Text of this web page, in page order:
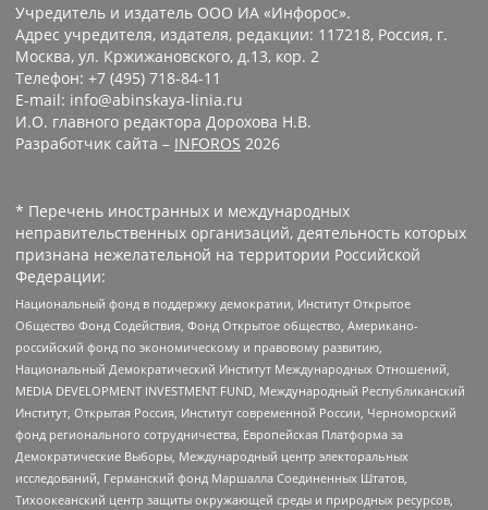
Учредитель и издатель ООО ИА «Инфорос».
Адрес учредителя, издателя, редакции: 117218, Россия, г.
Москва, ул. Кржижановского, д.13, кор. 2
Телефон: +7 (495) 718-84-11
E-mail: info@abinskaya-linia.ru
И.О. главного редактора Дорохова Н.В.
Разработчик сайта – INFOROS 2026
* Перечень иностранных и международных
неправительственных организаций, деятельность которых
признана нежелательной на территории Российской
Федерации:
Национальный фонд в поддержку демократии, Институт Открытое
Общество Фонд Содействия, Фонд Открытое общество, Американо-
российский фонд по экономическому и правовому развитию,
Национальный Демократический Институт Международных Отношений,
MEDIA DEVELOPMENT INVESTMENT FUND, Международный Республиканский
Институт, Открытая Россия, Институт современной России, Черноморский
фонд регионального сотрудничества, Европейская Платформа за
Демократические Выборы, Международный центр электоральных
исследований, Германский фонд Маршалла Соединенных Штатов,
Тихоокеанский центр защиты окружающей среды и природных ресурсов,